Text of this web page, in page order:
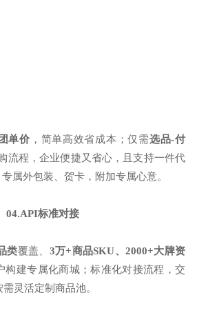
单价 ，简单高效省成本；仅需选品-付
流程，企业便捷又省心，且支持一件代
属外包装、贺卡，附加专属心意。
04.API标准对接
类覆盖、 3万+商品SKU、2000+大牌资
构建专属化商城；标准化对接流程，交
灵活定制商品池。